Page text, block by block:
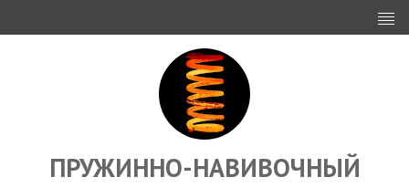
ИНВЕСТОРАМ
ПРОЕКТИРОВАНИЕ
ЭКСПОРТ
ЗАКУПКИ
ПРУЖИННО-НАВИВОЧНЫЙ